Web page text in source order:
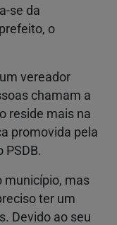
se da
o
vereador
chamam a
reside mais na
promovida pela
PSDB.
município, mas
ter um
Devido ao seu